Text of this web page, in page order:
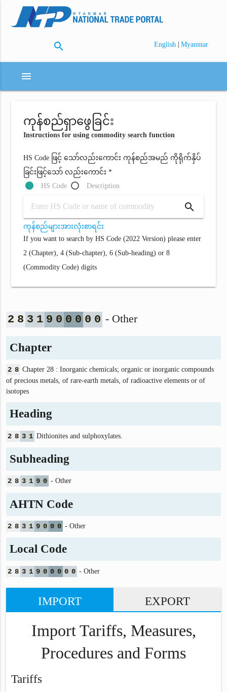
search English | Myanmar
menu
ကုန်စည်ရှာဖွေခြင်း
Instructions for using commodity search function
HS Code ဖြင့် သော်လည်းကောင်း ကုန်စည်အမည် ကိုရိုက်နှိပ်
ခြင်းဖြင့်သော် လည်းကောင်း *
HS Code
Description
search
ကုန်စည်များအားလုံးစာရင်း
If you want to search by HS Code (2022 Version) please enter
2 (Chapter), 4 (Sub-chapter), 6 (Sub-heading) or 8
(Commodity Code) digits
2 8 3 1 9 0 0 0 0 0 - Other
Chapter
2 8 Chapter 28 : Inorganic chemicals; organic or inorganic compounds
of precious metals, of rare-earth metals, of radioactive elements or of
isotopes
Heading
2 8 3 1 Dithionites and sulphoxylates.
Subheading
2 8 3 1 9 0 - Other
AHTN Code
2 8 3 1 9 0 0 0 - Other
Local Code
2 8 3 1 9 0 0 0 0 0 - Other
IMPORT EXPORT
Import Tariffs, Measures,
Procedures and Forms
Tariffs